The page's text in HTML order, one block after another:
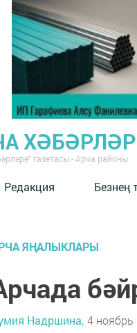
газетасы - Арча районы
Редакция Безнең
ЯҢАЛЫКЛАРЫ
Надршина, 4 ноябрь